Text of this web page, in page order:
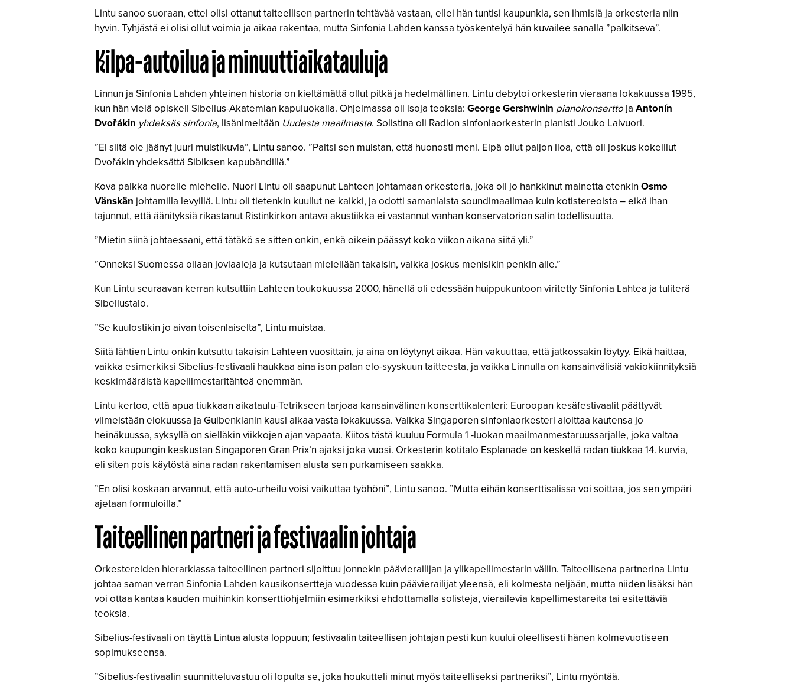
Lintu sanoo suoraan, ettei olisi ottanut taiteellisen partnerin tehtävää vastaan, ellei hän tuntisi kaupunkia, sen ihmisiä ja orkesteria niin
hyvin. Tyhjästä ei olisi ollut voimia ja aikaa rakentaa, mutta Sinfonia Lahden kanssa työskentelyä hän kuvailee sanalla ”palkitseva”.
Kilpa-autoilua ja minuuttiaikatauluja
Linnun ja Sinfonia Lahden yhteinen historia on kieltämättä ollut pitkä ja hedelmällinen. Lintu debytoi orkesterin vieraana lokakuussa 1995,
kun hän vielä opiskeli Sibelius-Akatemian kapuluokalla. Ohjelmassa oli isoja teoksia: George Gershwinin pianokonserttoja Antonín
Dvořákin yhdeksäs sinfonia, lisänimeltään Uudesta maailmasta. Solistina oli Radion sinfoniaorkesterin pianisti Jouko Laivuori.
”Ei siitä ole jäänyt juuri muistikuvia”, Lintu sanoo. ”Paitsi sen muistan, että huonosti meni. Eipä ollut paljon iloa, että oli joskus kokeillut
Dvořákin yhdeksättä Sibiksen kapubändillä.”
Kova paikka nuorelle miehelle. Nuori Lintu oli saapunut Lahteen johtamaan orkesteria, joka oli jo hankkinut mainetta etenkin Osmo
Vänskän johtamilla levyillä. Lintu oli tietenkin kuullut ne kaikki, ja odotti samanlaista soundimaailmaa kuin kotistereoista – eikä ihan
tajunnut, että äänityksiä rikastanut Ristinkirkon antava akustiikka ei vastannut vanhan konservatorion salin todellisuutta.
”Mietin siinä johtaessani, että tätäkö se sitten onkin, enkä oikein päässyt koko viikon aikana siitä yli.”
”Onneksi Suomessa ollaan joviaaleja ja kutsutaan mielellään takaisin, vaikka joskus menisikin penkin alle.”
Kun Lintu seuraavan kerran kutsuttiin Lahteen toukokuussa 2000, hänellä oli edessään huippukuntoon viritetty Sinfonia Lahtea ja tuliterä
Sibeliustalo.
”Se kuulostikin jo aivan toisenlaiselta”, Lintu muistaa.
Siitä lähtien Lintu onkin kutsuttu takaisin Lahteen vuosittain, ja aina on löytynyt aikaa. Hän vakuuttaa, että jatkossakin löytyy. Eikä haittaa,
vaikka esimerkiksi Sibelius-festivaali haukkaa aina ison palan elo-syyskuun taitteesta, ja vaikka Linnulla on kansainvälisiä vakiokiinnityksiä
keskimääräistä kapellimestaritähteä enemmän.
Lintu kertoo, että apua tiukkaan aikataulu-Tetrikseen tarjoaa kansainvälinen konserttikalenteri: Euroopan kesäfestivaalit päättyvät
viimeistään elokuussa ja Gulbenkianin kausi alkaa vasta lokakuussa. Vaikka Singaporen sinfoniaorkesteri aloittaa kautensa jo
heinäkuussa, syksyllä on sielläkin viikkojen ajan vapaata. Kiitos tästä kuuluu Formula 1 -luokan maailmanmestaruussarjalle, joka valtaa
koko kaupungin keskustan Singaporen Gran Prix’n ajaksi joka vuosi. Orkesterin kotitalo Esplanade on keskellä radan tiukkaa 14. kurvia,
eli siten pois käytöstä aina radan rakentamisen alusta sen purkamiseen saakka.
”En olisi koskaan arvannut, että auto-urheilu voisi vaikuttaa työhöni”, Lintu sanoo. ”Mutta eihän konserttisalissa voi soittaa, jos sen ympäri
ajetaan formuloilla.”
Taiteellinen partneri ja festivaalin johtaja
Orkestereiden hierarkiassa taiteellinen partneri sijoittuu jonnekin päävierailijan ja ylikapellimestarin väliin. Taiteellisena partnerina Lintu
johtaa saman verran Sinfonia Lahden kausikonsertteja vuodessa kuin päävierailijat yleensä, eli kolmesta neljään, mutta niiden lisäksi hän
voi ottaa kantaa kauden muihinkin konserttiohjelmiin esimerkiksi ehdottamalla solisteja, vierailevia kapellimestareita tai esitettäviä
teoksia.
Sibelius-festivaali on täyttä Lintua alusta loppuun; festivaalin taiteellisen johtajan pesti kun kuului oleellisesti hänen kolmevuotiseen
sopimukseensa.
”Sibelius-festivaalin suunnitteluvastuu oli lopulta se, joka houkutteli minut myös taiteelliseksi partneriksi”, Lintu myöntää.